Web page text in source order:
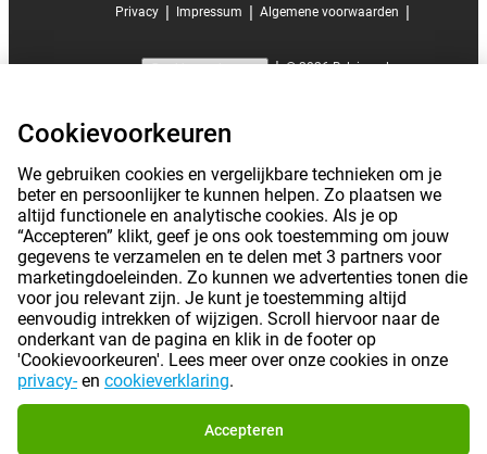
Privacy | Impressum | Algemene voorwaarden |
Cookievoorkeuren | ©2026 Belsimpel
Cookievoorkeuren
We gebruiken cookies en vergelijkbare technieken om je
beter en persoonlijker te kunnen helpen. Zo plaatsen we
altijd functionele en analytische cookies. Als je op
“Accepteren” klikt, geef je ons ook toestemming om jouw
gegevens te verzamelen en te delen met 3 partners voor
marketingdoeleinden. Zo kunnen we advertenties tonen die
voor jou relevant zijn. Je kunt je toestemming altijd
eenvoudig intrekken of wijzigen. Scroll hiervoor naar de
onderkant van de pagina en klik in de footer op
'Cookievoorkeuren'. Lees meer over onze cookies in onze
privacy-en cookieverklaring.
Accepteren